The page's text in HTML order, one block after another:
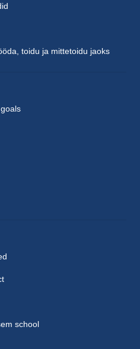
toidu ja mittetoidu jaoks
school